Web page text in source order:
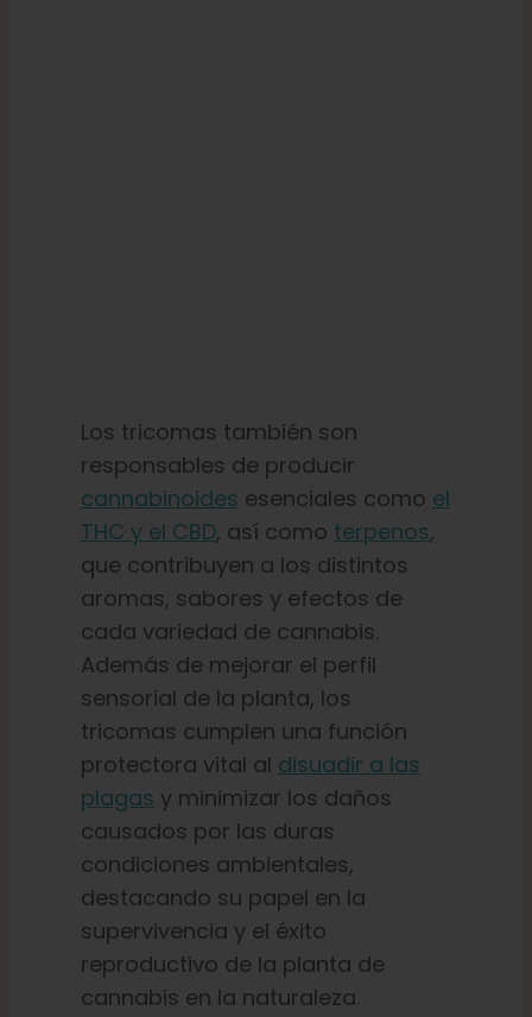
Los tricomas también son
responsables de producir
cannabinoides esenciales como el
THC y el CBD, así como terpenos,
que contribuyen a los distintos
aromas, sabores y efectos de
cada variedad de cannabis.
Además de mejorar el perfil
sensorial de la planta, los
tricomas cumplen una función
protectora vital al disuadir a las
plagas y minimizar los daños
causados por las duras
condiciones ambientales,
destacando su papel en la
supervivencia y el éxito
reproductivo de la planta de
cannabis en la naturaleza.